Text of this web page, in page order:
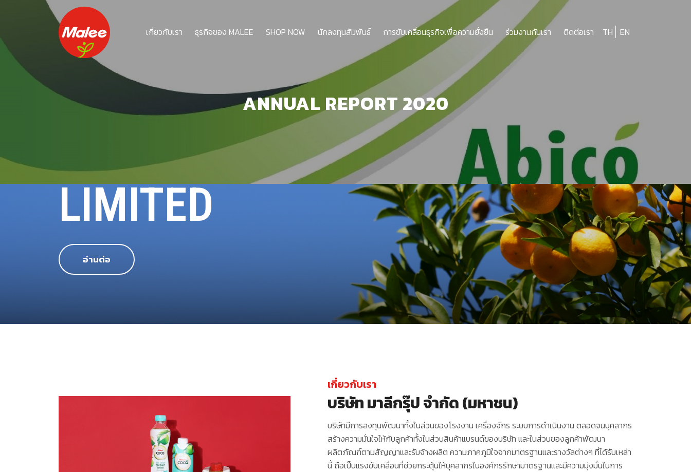
เกี่ยวกับเรา ธุรกิจของ MALEE SHOP NOW นักลงทุนสัมพันธ์ การขับเคลื่อนธุรกิจเพื่อความยั่งยืน ร่วมงานกับเรา ติดต่อเรา TH EN
ANNUAL REPORT 2020
MALEE GROUP
PUBLIC COMPANY
LIMITED
อ่านต่อ
เกี่ยวกับเรา
บริษัท มาลีกรุ๊ป จำกัด (มหาชน)
บริษัทมีการลงทุนพัฒนาทั้งในส่วนของโรงงาน เครื่องจักร ระบบการดำเนินงาน ตลอดจนบุคลากร
สร้างความมั่นใจให้กับลูกค้าทั้งในส่วนสินค้าแบรนด์ของบริษัท และในส่วนของลูกค้าพัฒนา
ผลิตภัณฑ์ตามสัญญาและรับจ้างผลิต ความภาคภูมิใจจากมาตรฐานและรางวัลต่างๆ ที่ได้รับเหล่า
นี้ ถือเป็นแรงขับเคลื่อนที่ช่วยกระตุ้นให้บุคลากรในองค์กรรักษามาตรฐานและมีความมุ่งมั่นในการ